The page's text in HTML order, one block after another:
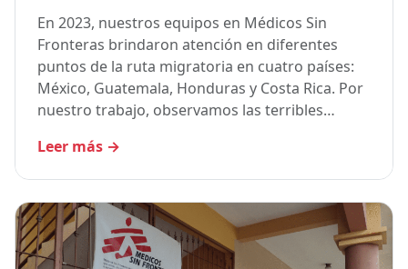
En 2023, nuestros equipos en Médicos Sin
Fronteras brindaron atención en diferentes
puntos de la ruta migratoria en cuatro países:
México, Guatemala, Honduras y Costa Rica. Por
nuestro trabajo, observamos las terribles…
Leer más →